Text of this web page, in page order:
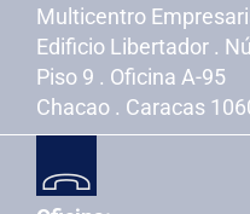
Multicentro
Edificio Libertador .
Piso 9 . Oficina A-95
Chacao . Caracas